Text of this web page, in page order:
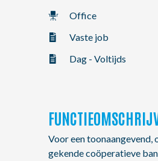
Office
Vaste job
Dag - Voltijds
Voor een
gekende coöperatieve